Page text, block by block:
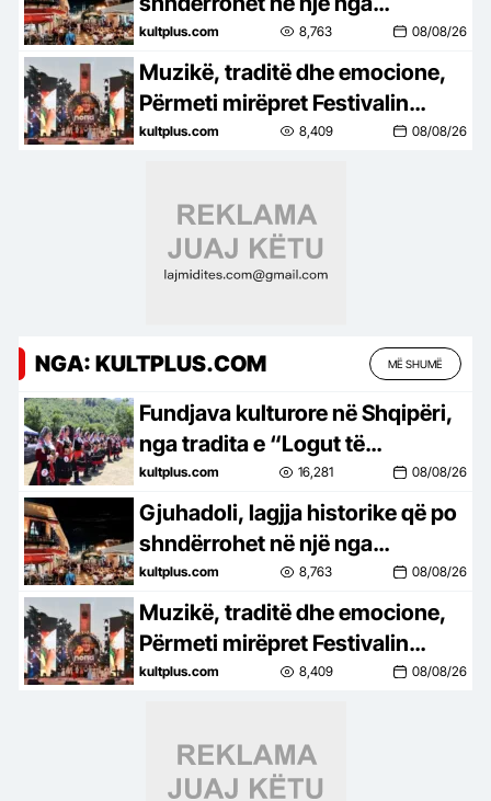
atraksionet kryesore të
Shkodrës
kultplus.com 8,763 08/08/26
Muzikë, traditë dhe emocione,
Përmeti mirëpret Festivalin
NONA
kultplus.com 8,409 08/08/26
NGA: KULTPLUS.COM MË SHUMË
Fundjava kulturore në Shqipëri,
nga tradita e “Logut të
Bjeshkëve” te tingujt e “Porto
Palermo Festival”
kultplus.com 16,281 08/08/26
Gjuhadoli, lagjja historike që po
shndërrohet në një nga
atraksionet kryesore të
Shkodrës
kultplus.com 8,763 08/08/26
Muzikë, traditë dhe emocione,
Përmeti mirëpret Festivalin
NONA
kultplus.com 8,409 08/08/26